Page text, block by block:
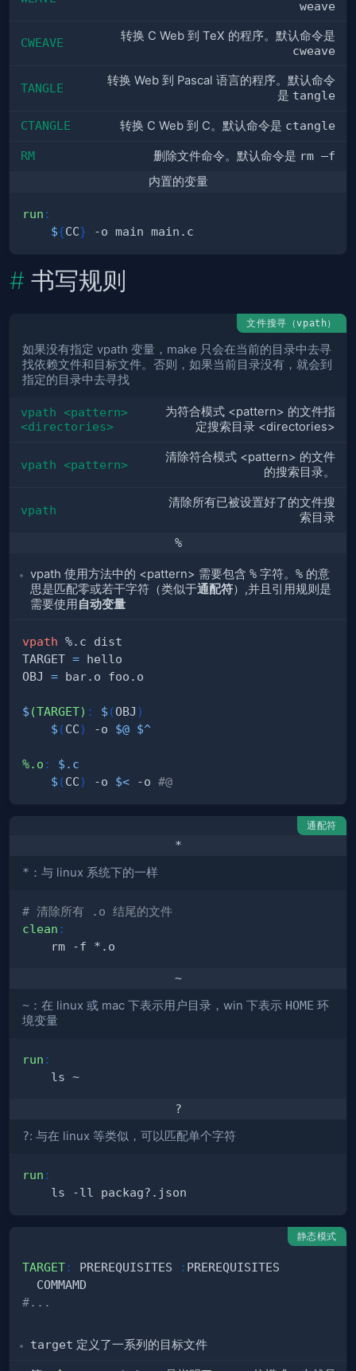
weave
CWEAVE 转换 C Web 到 TeX 的程序。默认命令是
cweave
TANGLE
转换 Web 到 Pascal 语言的程序。默认命令
是 tangle
CTANGLE 转换 C Web 到 C。默认命令是 ctangle
RM 删除文件命令。默认命令是 rm –f
内置的变量
run :
${CC}
书写规则
文件搜寻（vpath）
如果没有指定 vpath 变量，make 只会在当前的目录中去寻
找依赖文件和目标文件。否则，如果当前目录没有，就会到
指定的目录中去寻找
vpath <pattern>
<directories>
为符合模式 <pattern> 的文件指
定搜索目录 <directories>
vpath <pattern>
清除符合模式 <pattern> 的文件
的搜索目录。
vpath
清除所有已被设置好了的文件搜
索目录
%
vpath 使用方法中的 <pattern> 需要包含 % 字符。 % 的意
思是匹配零或若干字符（类似于通配符）,并且引用规则是
需要使用 自动变量
vpath
TARGET =
OBJ =
$ (TARGET) : $ (OBJ )
$ (CC) -o $@ $^
%.o :
$.c
$ (CC) -o $< -o #@
通配符
*
* ：与 linux 系统下的一样
# 清除所有 .o 结尾的文件
clean :
~
~ ：在 linux 或 mac 下表示用户目录，win 下表示 HOME 环
境变量
run :
?
?: 与在 linux 等类似，可以匹配单个字符
run :
静态模式
TARGET: PREREQUISITES :
#...
target 定义了一系列的目标文件